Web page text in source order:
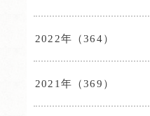
2022年（364）
2021年（369）